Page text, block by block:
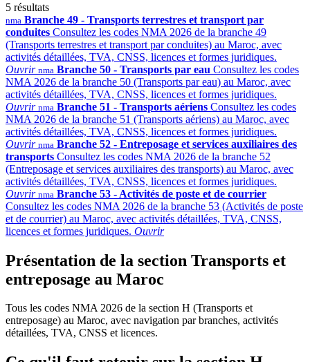
5 résultats
nma Branche 49 - Transports terrestres et transport par
conduites Consultez les codes NMA 2026 de la branche 49
(Transports terrestres et transport par conduites) au Maroc, avec
activités détaillées, TVA, CNSS, licences et formes juridiques.
Ouvrir nma Branche 50 - Transports par eau Consultez les codes
NMA 2026 de la branche 50 (Transports par eau) au Maroc, avec
activités détaillées, TVA, CNSS, licences et formes juridiques.
Ouvrir nma Branche 51 - Transports aériens Consultez les codes
NMA 2026 de la branche 51 (Transports aériens) au Maroc, avec
activités détaillées, TVA, CNSS, licences et formes juridiques.
Ouvrir nma Branche 52 - Entreposage et services auxiliaires des
transports Consultez les codes NMA 2026 de la branche 52
(Entreposage et services auxiliaires des transports) au Maroc, avec
activités détaillées, TVA, CNSS, licences et formes juridiques.
Ouvrir nma Branche 53 - Activités de poste et de courrier
Consultez les codes NMA 2026 de la branche 53 (Activités de poste
et de courrier) au Maroc, avec activités détaillées, TVA, CNSS,
licences et formes juridiques. Ouvrir
Présentation de la section Transports et
entreposage au Maroc
Tous les codes NMA 2026 de la section H (Transports et
entreposage) au Maroc, avec navigation par branches, activités
détaillées, TVA, CNSS et licences.